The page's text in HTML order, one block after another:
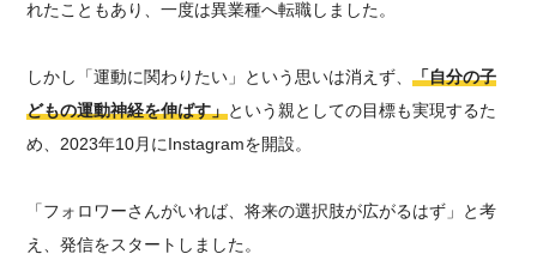
れたこともあり、一度は異業種へ転職しました。
しかし 「運動に関わりたい」 という思いは消えず、「自分の子
どもの運動神経を伸ばす」という親としての目標も実現するた
め、2023年10月にInstagramを開設。
「フォロワーさんがいれば、将来の選択肢が広がるはず」と考
え、発信をスタートしました。